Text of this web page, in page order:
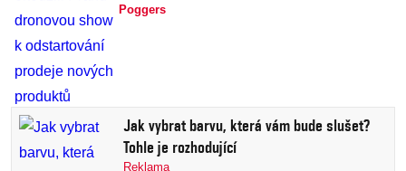
Poggers
Jak vybrat barvu, která vám bude slušet?
Tohle je rozhodující
Reklama